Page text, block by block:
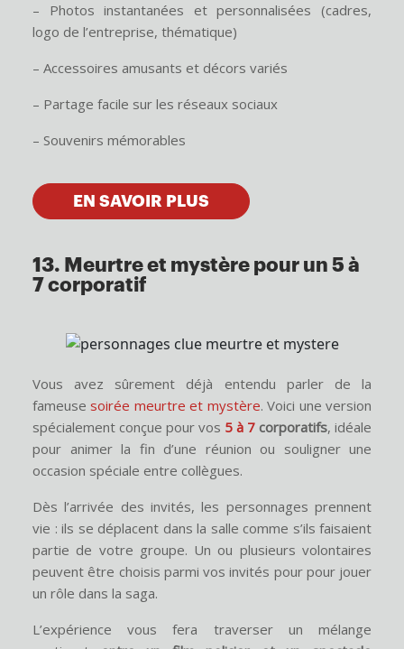
– Photos instantanées et personnalisées (cadres,
logo de l’entreprise, thématique)
– Accessoires amusants et décors variés
– Partage facile sur les réseaux sociaux
– Souvenirs mémorables
EN SAVOIR PLUS
13. Meurtre et mystère pour un 5 à
7 corporatif
Vous avez sûrement déjà entendu parler de la
fameusesoirée meurtre et mystère. Voici une version
spécialement conçue pour vos 5 à 7 corporatifs, idéale
pour animer la fin d’une réunion ou souligner une
occasion spéciale entre collègues.
Dès l’arrivée des invités, les personnages prennent
vie : ils se déplacent dans la salle comme s’ils faisaient
partie de votre groupe. Un ou plusieurs volontaires
peuvent être choisis parmi vos invités pour pour jouer
un rôle dans la saga.
L’expérience vous fera traverser un mélange